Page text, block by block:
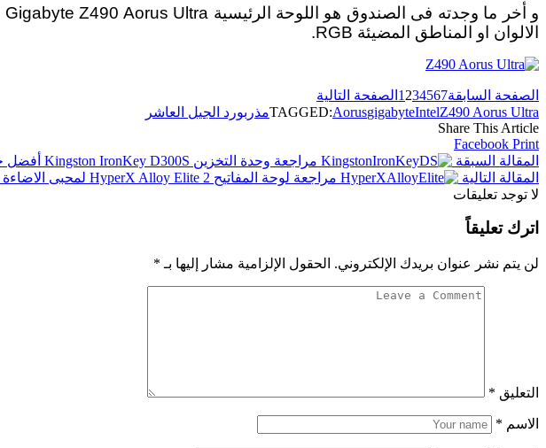
الالوان او المناطق المضيئة RGB.
الصفحة السابقة 1 234567
الصفحة التالية
TAGGED:AorusgigabyteIntelZ490 Aorus Ultra
مذربورد الجيل العاشر
Share This Article
Facebook Print
المقالة السبقة
مراجعة وحدة التخزين Kingston IronKey D300S أفضل حماية للبيانات
المقالة التالية
مراجعة لوحة المفاتيح HyperX Alloy Elite 2 لمحبى الاضاءة RGB
لا توجد تعليقات
اترك تعليقاً
لن يتم نشر عنوان بريدك الإلكتروني. الحقول الإلزامية مشار إليها بـ *
التعليق *
الاسم *